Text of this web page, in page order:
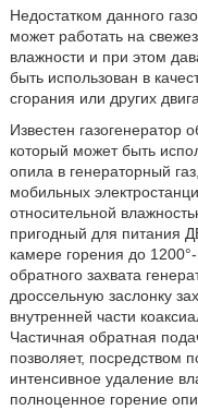
Недостатком данного
может работать на
влажности и при этом
быть использован в
сгорания или других
Известен газогенератор
который может быть
опила в генераторный
мобильных
относительной
пригодный для питания
камере горения до
обратного захвата
дроссельную заслонку
внутренней части
Частичная обратная
позволяет, посредством
интенсивное удаление
полноценное горение